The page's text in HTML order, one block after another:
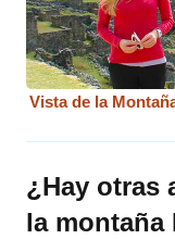
Vista de la
¿Hay otras
la montaña